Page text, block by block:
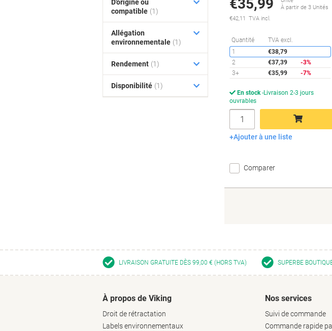
€35,99
À partir de 3 Unités
€42,11 TVA incl.
Quantité TVA excl.
1
€38,79
2
€37,39
-3%
3+
€35,99 -7%
En stock Livraison 2-3 jours
ouvrables
Quantité
Ajouter au panier
Ajouter à une liste
Comparer
D'origine ou
compatible (1)
Allégation
environnementale (1)
Rendement (1)
Disponibilité (1)
LIVRAISON GRATUITE DÈS 99,00 € (HORS TVA) SUPERBE
À propos de Viking
Droit de rétractation
Labels environnementaux
Nos services
Suivi de commande
Commande rapide